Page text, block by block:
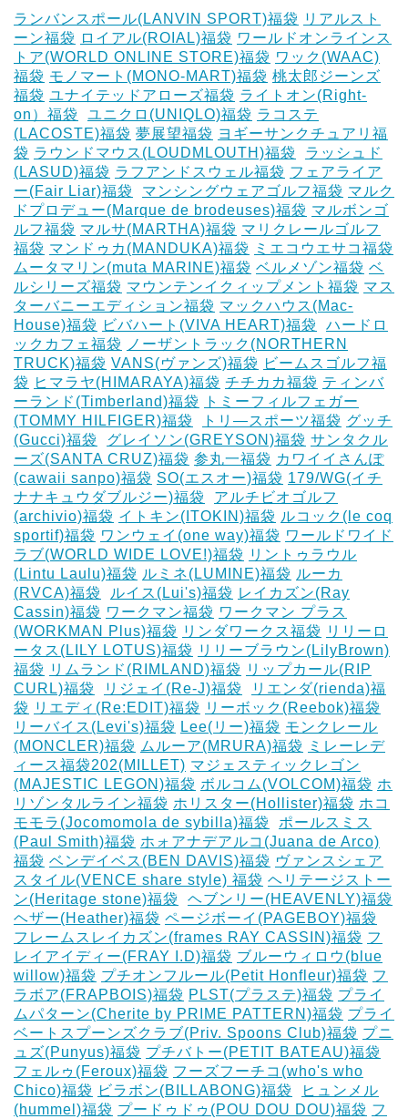
ランバンスポール(LANVIN SPORT)福袋 リアルスト
ーン福袋 ロイアル(ROIAL)福袋 ワールドオンラインス
トア(WORLD ONLINE STORE)福袋 ワック(WAAC)
福袋 モノマート(MONO-MART)福袋 桃太郎ジーンズ
福袋 ユナイテッドアローズ福袋 ライトオン(Right-
on）福袋
ユニクロ(UNIQLO)福袋 ラコステ
(LACOSTE)福袋 夢展望福袋 ヨギーサンクチュアリ福
袋 ラウンドマウス(LOUDMLOUTH)福袋
ラッシュド
(LASUD)福袋 ラフアンドスウェル福袋 フェアライア
ー(Fair Liar)福袋
マンシングウェアゴルフ福袋 マルク
ドプロデュー(Marque de brodeuses)福袋 マルボンゴ
ルフ福袋 マルサ(MARTHA)福袋 マリクレールゴルフ
福袋 マンドゥカ(MANDUKA)福袋
ミエコウエサコ福袋
ムータマリン(muta MARINE)福袋 ベルメゾン福袋 ベ
ルシリーズ福袋 マウンテンイクィップメント福袋 マス
ターバニーエディション福袋 マックハウス(Mac-
House)福袋 ビバハート(VIVA HEART)福袋
ハードロ
ックカフェ福袋
ノーザントラック(NORTHERN
TRUCK)福袋 VANS(ヴァンズ)福袋 ビームスゴルフ福
袋 ヒマラヤ(HIMARAYA)福袋 チチカカ福袋 ティンバ
ーランド(Timberland)福袋
トミーフィルフェガー
(TOMMY HILFIGER)福袋
トリ―スポーツ福袋 グッチ
(Gucci)福袋
グレイソン(GREYSON)福袋 サンタクル
ーズ(SANTA CRUZ)福袋 参丸一福袋 カワイイさんぽ
(cawaii sanpo)福袋 SO(エスオー)福袋 179/WG(イチ
ナナキュウダブルジー)福袋
アルチビオゴルフ
(archivio)福袋 イトキン(ITOKIN)福袋 ルコック(le coq
sportif)福袋 ワンウェイ(one way)福袋 ワールドワイド
ラブ(WORLD WIDE LOVE!)福袋 リントゥラウル
(Lintu Laulu)福袋 ルミネ(LUMINE)福袋 ルーカ
(RVCA)福袋
ルイス(Lui's)福袋 レイカズン(Ray
Cassin)福袋 ワークマン福袋 ワークマン プラス
(WORKMAN Plus)福袋 リンダワークス福袋 リリーロ
ータス(LILY LOTUS)福袋 リリーブラウン(LilyBrown)
福袋 リムランド(RIMLAND)福袋 リップカール(RIP
CURL)福袋
リジェイ(Re-J)福袋
リエンダ(rienda)福
袋 リエディ(Re:EDIT)福袋 リーボック(Reebok)福袋
リーバイス(Levi's)福袋 Lee(リー)福袋 モンクレール
(MONCLER)福袋 ムルーア(MRURA)福袋
ミレーレデ
ィース福袋202(MILLET) マジェスティックレゴン
(MAJESTIC LEGON)福袋 ボルコム(VOLCOM)福袋 ホ
リゾンタルライン福袋 ホリスター(Hollister)福袋 ホコ
モモラ(Jocomomola de sybilla)福袋
ポールスミス
(Paul Smith)福袋 ホォアナデアルコ(Juana de Arco)
福袋 ベンデイベス(BEN DAVIS)福袋 ヴァンスシェア
スタイル(VENCE share style) 福袋 ヘリテージストー
ン(Heritage stone)福袋
ヘブンリー(HEAVENLY)福袋
ヘザー(Heather)福袋 ページボーイ(PAGEBOY)福袋
フレームスレイカズン(frames RAY CASSIN)福袋 フ
レイアイディー(FRAY I.D)福袋 ブルーウィロウ(blue
willow)福袋 プチオンフルール(Petit Honfleur)福袋 フ
ラボア(FRAPBOIS)福袋 PLST(プラステ)福袋 プライ
ムパターン(Cherite by PRIME PATTERN)福袋 プライ
ベートスプーンズクラブ(Priv. Spoons Club)福袋 プニ
ュズ(Punyus)福袋 プチバトー(PETIT BATEAU)福袋
フェルゥ(Feroux)福袋 フーズフーチコ(who's who
Chico)福袋 ビラボン(BILLABONG)福袋
ヒュンメル
(hummel)福袋 プードゥドゥ(POU DOU DOU)福袋 フ